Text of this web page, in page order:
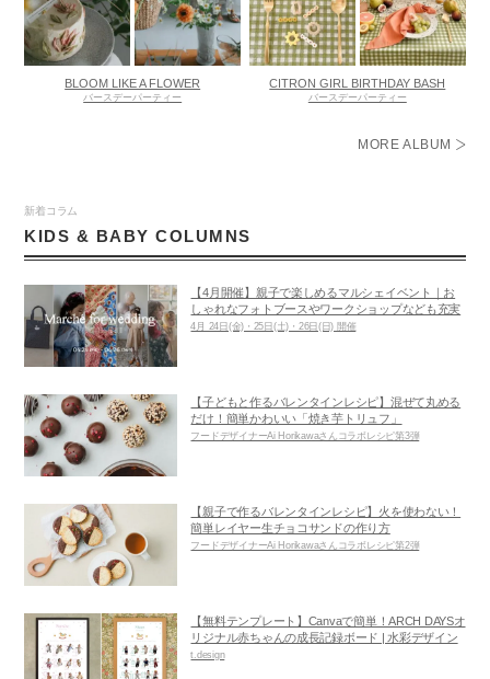
BLOOM LIKE A FLOWER
バースデーパーティー
CITRON GIRL BIRTHDAY BASH
バースデーパーティー
MORE ALBUM
新着コラム
KIDS & BABY COLUMNS
【4月開催】親子で楽しめるマルシェイベント｜お
しゃれなフォトブースやワークショップなども充実
4月 24日(金)・25日(土)・26日(日) 開催
【子どもと作るバレンタインレシピ】混ぜて丸める
だけ！簡単かわいい「焼き芋トリュフ」
フードデザイナーAi Horikawaさんコラボレシピ第3弾
【親子で作るバレンタインレシピ】火を使わない！
簡単レイヤー生チョコサンドの作り方
フードデザイナーAi Horikawaさんコラボレシピ第2弾
【無料テンプレート】Canvaで簡単！ARCH DAYSオ
リジナル赤ちゃんの成長記録ボード | 水彩デザイン
t.design